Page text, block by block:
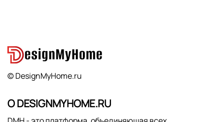
© DesignMyHome.ru
О DESIGNMYHOME.RU